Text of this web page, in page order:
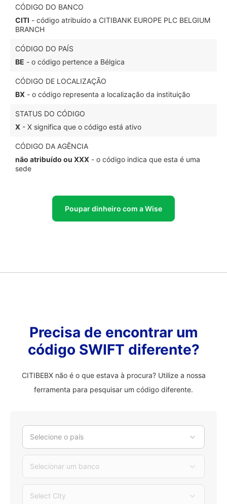
CÓDIGO DO BANCO
CITI - código atribuído a CITIBANK EUROPE PLC BELGIUM
BRANCH
CÓDIGO DO PAÍS
BE - o código pertence a Bélgica
CÓDIGO DE LOCALIZAÇÃO
BX - o código representa a localização da instituição
STATUS DO CÓDIGO
X - X significa que o código está ativo
CÓDIGO DA AGÊNCIA
não atribuído ou XXX - o código indica que esta é uma
sede
Poupar dinheiro com a Wise
Precisa de encontrar um
código SWIFT diferente?
CITIBEBX não é o que estava à procura? Utilize a nossa
ferramenta para pesquisar um código diferente.
Selecione o país
Selecionar um banco
Select City